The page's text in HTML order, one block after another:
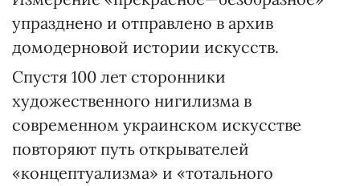
упразднено и отправлено в архив
домодерновой истории искусств.
Спустя 100 лет сторонники
художественного нигилизма в
современном украинском искусстве
повторяют путь открывателей
«концептуализма» и «тотального